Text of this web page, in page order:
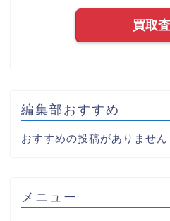
買取
編集部おすすめ
おすすめの投稿がありません
メニュー